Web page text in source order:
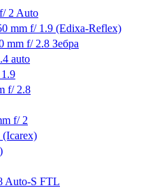
2 Auto
mm f/ 1.9 (Edixa-Reflex)
mm f/ 2.8 Зебра
auto
f/ 2.8
f/ 2
(Icarex)
Auto-S FTL